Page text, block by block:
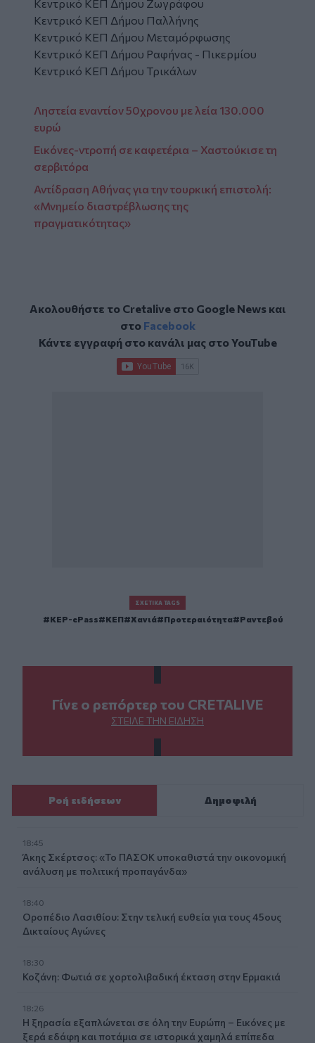
Κεντρικό ΚΕΠ Δήμου Ζωγράφου
Κεντρικό ΚΕΠ Δήμου Παλλήνης
Κεντρικό ΚΕΠ Δήμου Μεταμόρφωσης
Κεντρικό ΚΕΠ Δήμου Ραφήνας - Πικερμίου
Κεντρικό ΚΕΠ Δήμου Τρικάλων
Ληστεία εναντίον 50χρονου με λεία 130.000
ευρώ
Εικόνες-ντροπή σε καφετέρια – Χαστούκισε τη
σερβιτόρα
Αντίδραση Αθήνας για την τουρκική επιστολή:
«Μνημείο διαστρέβλωσης της
πραγματικότητας»
Ακολουθήστε το Cretalive στο Google Newsκαι
στο Facebook
Κάντε εγγραφή στο κανάλι μας στοYouTube
ΣΧΕΤΙΚΆ TAGS
KEP-ePass ΚΕΠ Χανιά Προτεραιότητα Ραντεβού
Γίνε ο ρεπόρτερ του CRETALIVE
ΣΤΕΊΛΕ ΤΗΝ ΕΊΔΗΣΗ
Ροή ειδήσεων Δημοφιλή
18:45
Άκης Σκέρτσος: «Το ΠΑΣΟΚ υποκαθιστά την οικονομική
ανάλυση με πολιτική προπαγάνδα»
18:40
Οροπέδιο Λασιθίου: Στην τελική ευθεία για τους 45ους
Δικταίους Αγώνες
18:30
Κοζάνη: Φωτιά σε χορτολιβαδική έκταση στην Ερμακιά
18:26
Η ξηρασία εξαπλώνεται σε όλη την Ευρώπη – Εικόνες με
ξερά εδάφη και ποτάμια σε ιστορικά χαμηλά επίπεδα